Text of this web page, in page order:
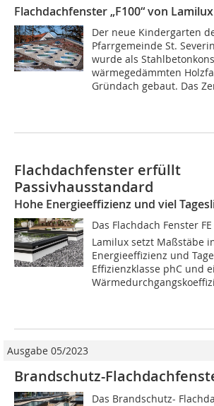
Flachdachfenster „F100“ von Lamilux
Der neue Kindergarten
Pfarrgemeinde St.
wurde als
wärmegedämmten
Gründach gebaut. Das
Flachdachfenster erfüllt
Passivhausstandard
Hohe Energieeffizienz und viel
Das Flachdach Fenster
Lamilux setzt Maßstäbe
Energieeffizienz und
Effizienzklasse phC und
Ausgabe 05/2023
Brandschutz-
Das Brandschutz-